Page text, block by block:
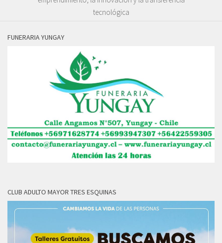
tecnológica
FUNERARIA YUNGAY
CLUB ADULTO MAYOR TRES ESQUINAS